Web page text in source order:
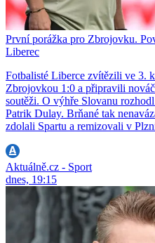
První porážka pro Zbrojovku.
Liberec
Fotbalisté Liberce zvítězili ve 3.
Zbrojovkou 1:0 a připravili
soutěži. O výhře Slovanu
Patrik Dulay. Brňané tak
zdolali Spartu a remizovali v
Aktuálně.cz - Sport
dnes, 19:15